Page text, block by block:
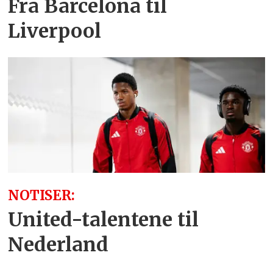
Fra Barcelona til
Liverpool
NOTISER:
United-talentene til
Nederland